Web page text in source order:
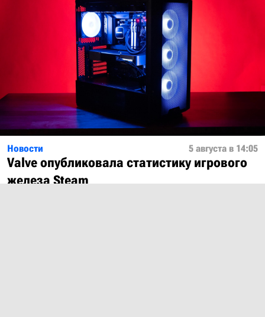
Новости 5 августа в 14:05
Valve опубликовала статистику игрового
железа Steam